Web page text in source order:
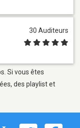
30 Auditeurs
Si vous êtes
des playlist et